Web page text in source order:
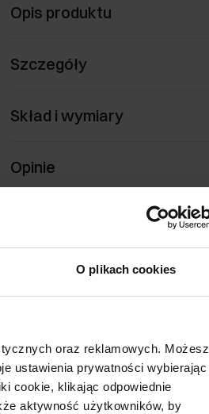
O plikach cookies
oraz reklamowych. Możesz
ustawienia prywatności wybierając
cookie, klikając odpowiednie
aktywność użytkowników, by
Opis produktu
Szczegóły
Skład i wymiary
Opinie